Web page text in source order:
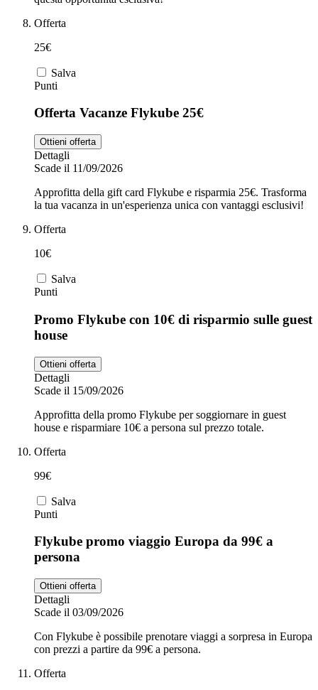
Offerta
25€
Salva
Punti
Offerta Vacanze Flykube 25€
Ottieni offerta
Dettagli
Scade il 11/09/2026
Approfitta della gift card Flykube e risparmia 25€. Trasforma
la tua vacanza in un'esperienza unica con vantaggi esclusivi!
Offerta
10€
Salva
Punti
Promo Flykube con 10€ di risparmio sulle guest
house
Ottieni offerta
Dettagli
Scade il 15/09/2026
Approfitta della promo Flykube per soggiornare in guest
house e risparmiare 10€ a persona sul prezzo totale.
Offerta
99€
Salva
Punti
Flykube promo viaggio Europa da 99€ a
persona
Ottieni offerta
Dettagli
Scade il 03/09/2026
Con Flykube è possibile prenotare viaggi a sorpresa in Europa
con prezzi a partire da 99€ a persona.
Offerta